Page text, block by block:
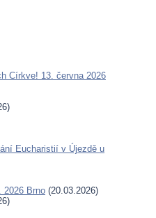
Církve! 13. června 2026
Eucharistií v Újezdě u
2026 Brno (20.03.2026)